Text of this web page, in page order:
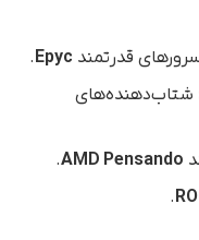
قدرتمند Epyc
.
شتاب‌دهنده‌های
AMD Pensando
.
.